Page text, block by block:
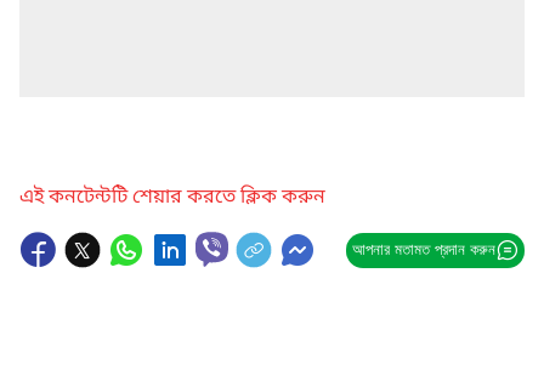
এই কনটেন্টটি শেয়ার করতে ক্লিক করুন
আপনার মতামত প্রদান করুন